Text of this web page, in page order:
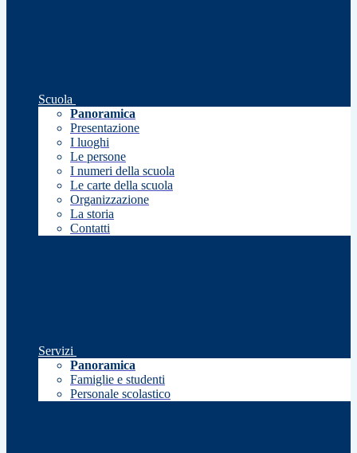
Scuola
Panoramica
Presentazione
I luoghi
Le persone
I numeri della scuola
Le carte della scuola
Organizzazione
La storia
Contatti
Servizi
Panoramica
Famiglie e studenti
Personale scolastico